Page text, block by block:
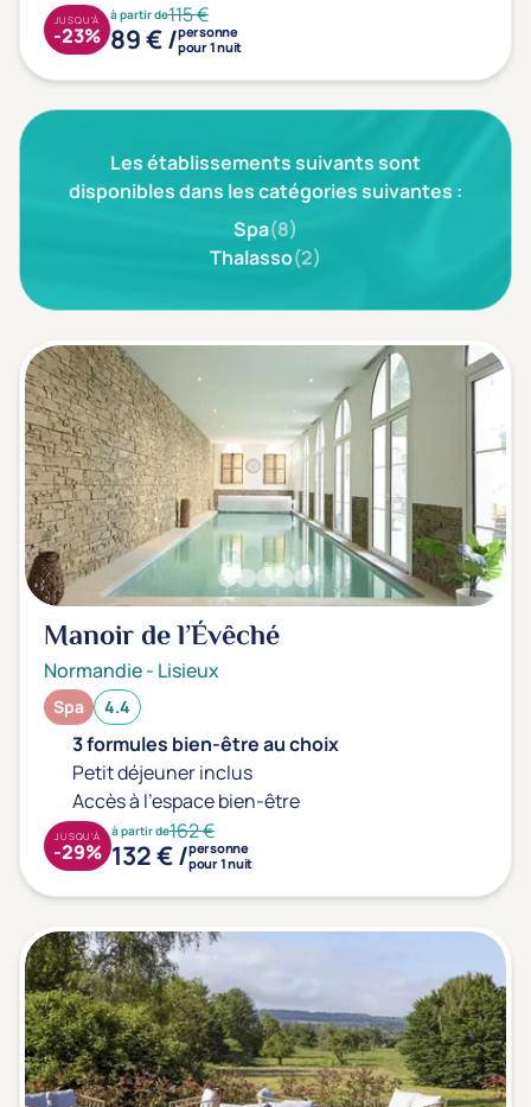
Type de séjour
(1)
Thématiques bien-être
(1)
Remise en forme
(1)
Beauté & anti-âge
Silhouette, Minceur
(0)
Gestion du stress / sommeil
Spécial dos
(0)
Prévention santé
(0)
Sport
(0)
Yoga
Offres spéciales
Vente Flash & Promo
Offres spéciales Solo
Établissements proches de chez moi
Km
à partir de115 €
89 € /personne
pour 1 nuit
JUSQU'À
-23%
Les établissements suivants sont
disponibles dans les catégories suivantes :
Spa(8)
Thalasso(2)
Manoir de l’Évêché
Normandie- Lisieux
Spa 4.4
3 formules bien-être au choix
Petit déjeuner inclus
Accès à l'espace bien-être
à partir de162 €
132 € /personne
pour 1 nuit
JUSQU'À
-29%